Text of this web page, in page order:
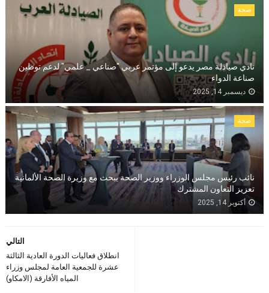
صحة
نادي صيادلة مصر يدعو إلى مؤتمر عربي "صناعي _ علمي" لدعم توطين
صناعة الدواء
ديسمبر 14, 2025
صحة
نائب رئيس مجلس الوزراء ووزير الصحة يبحث مع وزيرة الصحة الألمانية
تعزيز التعاون المشترك
أكتوبر 14, 2025
التالي
انطلاق فعاليات الدورة العادية الثالثة
عشرة للجمعية العامة لمجلس وزراء
المياه الأفارقة (الامكاو)